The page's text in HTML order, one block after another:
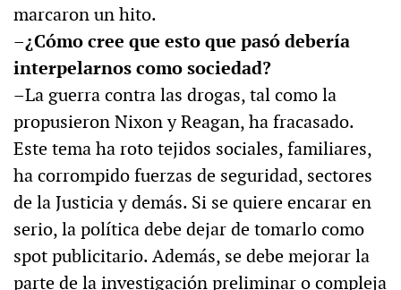
marcaron un hito.
–¿Cómo cree que esto que pasó debería
interpelarnos como sociedad?
–La guerra contra las drogas, tal como la
propusieron Nixon y Reagan, ha fracasado.
Este tema ha roto tejidos sociales, familiares,
ha corrompido fuerzas de seguridad, sectores
de la Justicia y demás. Si se quiere encarar en
serio, la política debe dejar de tomarlo como
spot publicitario. Además, se debe mejorar la
parte de la investigación preliminar o compleja